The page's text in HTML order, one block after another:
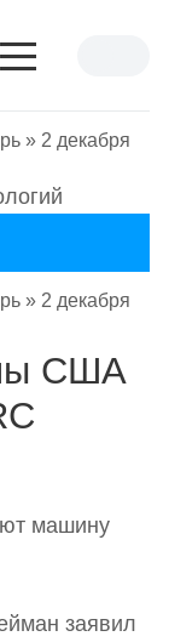
» 2 декабря
» 2 декабря
США
заявил